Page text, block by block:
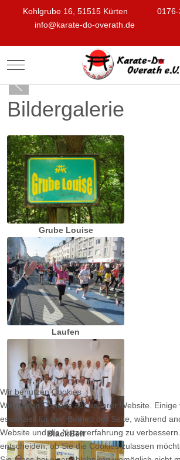
Kohlgrube 16, 51515 Kürten
info@karate-do-overath.de
Mobile Menu Toggle
Bildergalerie
Grube Louise
Laufen
BlackBelt
Wir benutzen Cookies
Wir nutzen Cookies auf unserer Website. Einige
essenziell für den Betrieb der Seite, während
Website und die Nutzererfahrung zu
entscheiden, ob Sie die Cookies zulassen